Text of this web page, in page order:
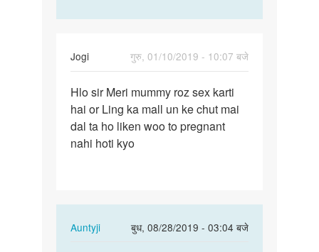
Jogi
गुरु, 01/10/2019 - 10:07 बजे
Hlo
sir
Meri
mummy
Hlo sir Meri mummy roz sex karti
hai or Ling ka mall un ke chut mai
dal ta ho liken woo to pregnant
nahi hoti kyo
Auntyji
बुध, 08/28/2019 - 03:04 बजे
In